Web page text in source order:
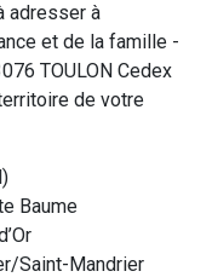
adresser à
et de la famille -
TOULON Cedex
de votre
Baume
Saint-Mandrier